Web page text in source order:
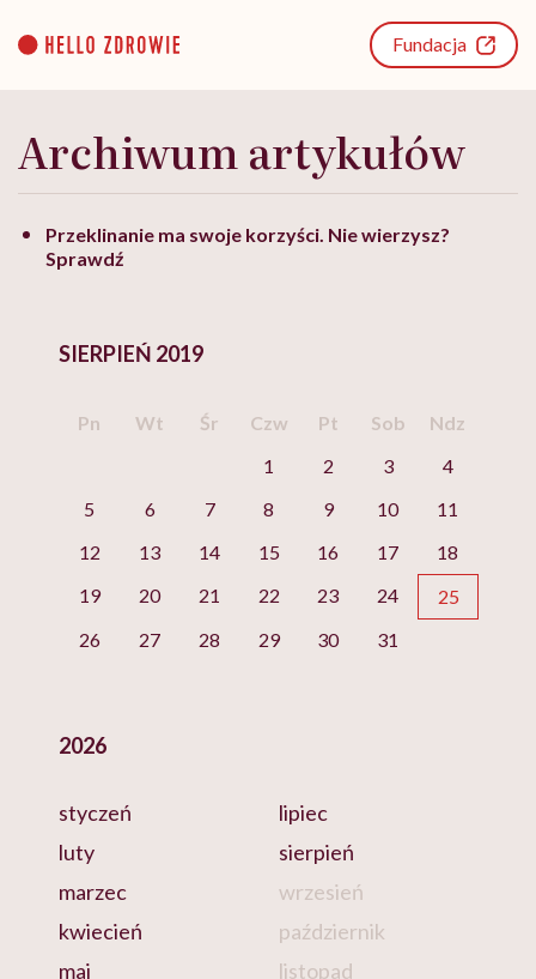
content
Fundacja
Archiwum artykułów
Przeklinanie ma swoje korzyści. Nie wierzysz?
Sprawdź
SIERPIEŃ 2019
Pn Wt Śr Czw Pt Sob
Ndz
1
2 3
4
5
6 7 8 9 10
11
12
13 14 15 16 17
18
19
20 21 22 23 24
25
26
27 28 29 30 31
2026
styczeń
luty
marzec
kwiecień
maj
lipiec
sierpień
wrzesień
październik
listopad